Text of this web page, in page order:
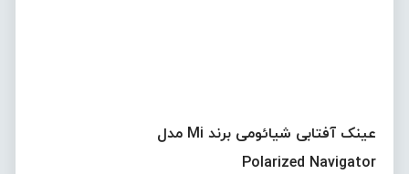
عینک آفتابی شیائومی برند Mi مدل
Polarized Navigator